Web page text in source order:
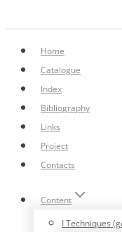
Home
Catalogue
Index
Bibliography
Links
Project
Contacts
Content
I Techniques